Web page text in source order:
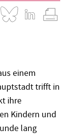
einem
trifft in
ihre
Kindern und
lang